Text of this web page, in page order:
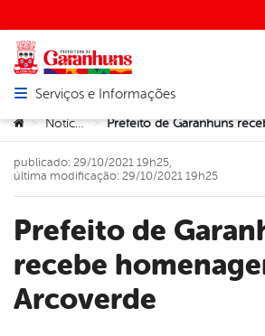
Abrir menu principal de navegação
Serviços e Informações
Você está aqui:
> Notícias >
Prefeito de Garanhuns
recebe
Arcoverde
publicado: 29/10/2021 19h25,
última modificação: 29/10/2021 19h25